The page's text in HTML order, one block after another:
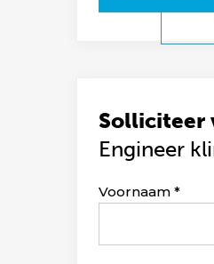
Solliciteer
Engineer
Leave
Voornaam